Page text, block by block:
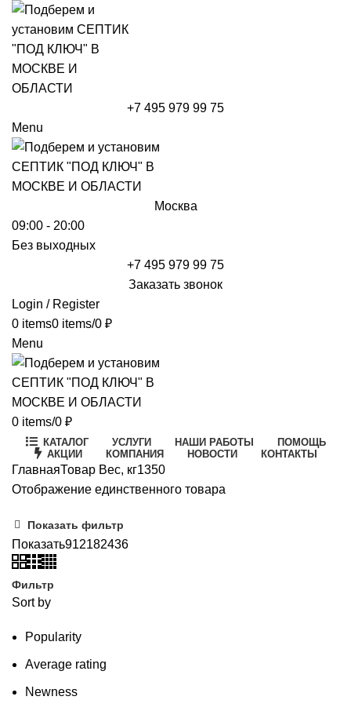
+7 495 979 99 75
Menu
Москва
09:00 - 20:00
Без выходных
+7 495 979 99 75
Заказать звонок
Login / Register
0 items0 items/0 ₽
Menu
0 items/0 ₽
КАТАЛОГ УСЛУГИ НАШИ РАБОТЫ
ПОМОЩЬ
АКЦИИ
КОМПАНИЯ НОВОСТИ КОНТАКТЫ
ГлавнаяТовар Вес, кг1350
Отображение единственного товара
Показать фильтр
Показать912182436
Фильтр
Sort by
Popularity
Average rating
Newness